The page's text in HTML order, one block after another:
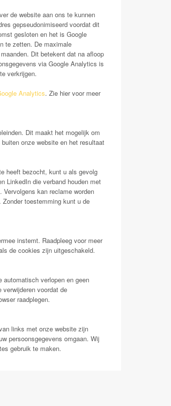
de website aan ons te kunnen
gepseudonimiseerd voordat dit
gesloten en het is Google
te zetten. De maximale
Dit betekent dat na afloop
via Google Analytics is
verkrijgen.
Analytics. Zie hier voor meer
Dit maakt het mogelijk om
onze website en het resultaat
heeft bezocht, kunt u als gevolg
LinkedIn die verband houden met
kan reclame worden
toestemming kunt u de
instemt. Raadpleeg voor meer
de cookies zijn uitgeschakeld.
automatisch verlopen en geen
voordat de
raadplegen.
links met onze website zijn
persoonsgegevens omgaan. Wij
gebruik te maken.